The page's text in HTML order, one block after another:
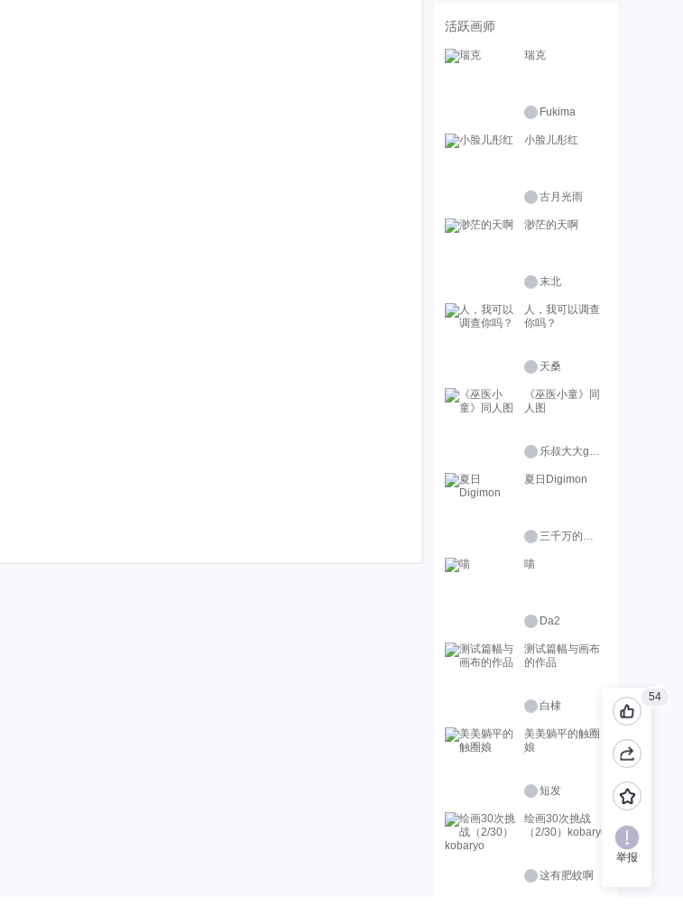
活跃画师
瑞克
Fukima
小脸儿彤红
古月光雨
渺茫的天啊
末北
人，我可以调查
你吗？
天桑
《巫医小童》同
人图
乐叔大大genius
夏日Digimon
三千万的柠檬精
喵
Da2
测试篇幅与画布
的作品
白棣
美美躺平的触圈
娘
短发
绘画30次挑战
（2/30）kobaryo
这有肥蚊啊
54
举报